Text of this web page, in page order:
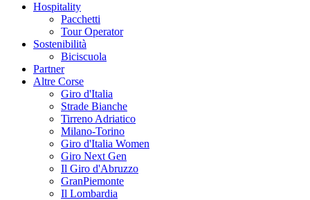
Hospitality
Pacchetti
Tour Operator
Sostenibilità
Biciscuola
Partner
Altre Corse
Giro d'Italia
Strade Bianche
Tirreno Adriatico
Milano-Torino
Giro d'Italia Women
Giro Next Gen
Il Giro d'Abruzzo
GranPiemonte
Il Lombardia